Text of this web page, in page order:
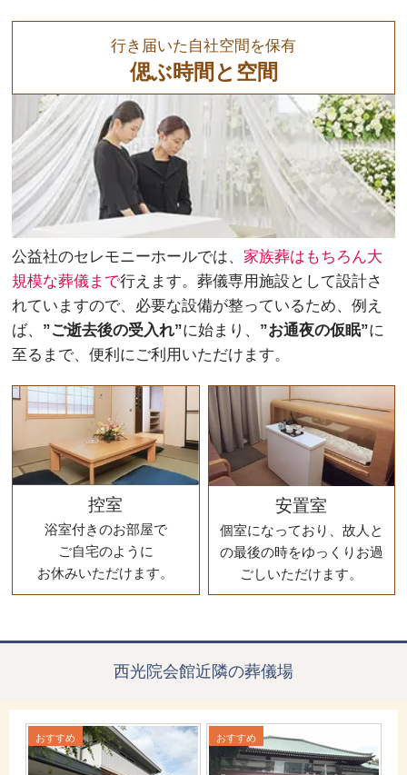
行き届いた自社空間を保有
偲ぶ時間と空間
公益社のセレモニーホールでは、 家族葬はもちろん大
規模な葬儀まで行えます。葬儀専用施設として設計さ
れていますので、必要な設備が整っているため、例え
ば、 ”ご逝去後の受入れ”に始まり、 ”お通夜の仮眠”に
至るまで、便利にご利用いただけます。
控室
浴室付きのお部屋で
ご自宅のように
お休みいただけます。
安置室
個室になっており、故人と
の最後の時をゆっくりお過
ごしいただけます。
西光院会館近隣の葬儀場
おすすめ おすすめ